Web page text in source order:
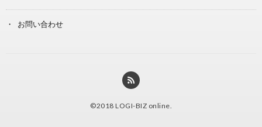
お問い合わせ
©2018 LOGI-BIZ online